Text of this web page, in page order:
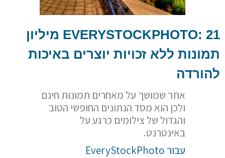
EVERYSTOCKPHOTO: 21 מיליון
תמונות ללא זכויות יוצרים באיכות
להורדה
אתר שמושך על מאחרים תמונות חינם
ולכן הוא מסד הנתונים החופשי הטוב
והגדול של צילומים כרגע על
באינטרנט.
עבור EveryStockPhoto